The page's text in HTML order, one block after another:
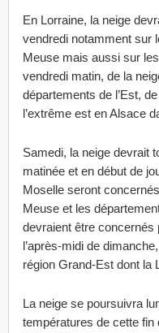
En Lorraine, la neige
vendredi notamment sur
Meuse mais aussi sur
vendredi matin, de la
départements de l’Est,
l’extrême est en Alsace
Samedi, la neige devrait
matinée et en début de
Moselle seront
Meuse et les
devraient être concernés
l’après-midi de
région Grand-Est dont la
La neige se poursuivra
températures de cette